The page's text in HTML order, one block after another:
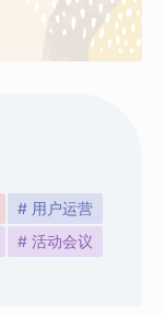
# 用户运营
# 活动会议